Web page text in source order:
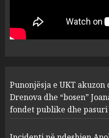
1
2
Punonjësja e UKT
Drenova dhe “bosen”
fondet publike dhe